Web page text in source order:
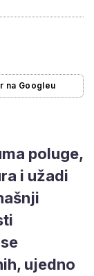
na Googleu
poluge,
i užadi
ujedno